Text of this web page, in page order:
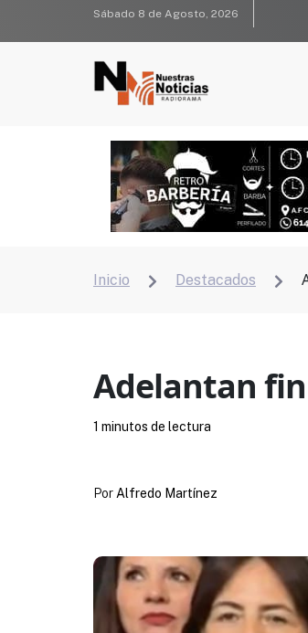
Sábado 8 de Agosto, 2026
Inicio  Destacados 
Adelantan
Por Alfredo Martínez
1 minutos de lectura